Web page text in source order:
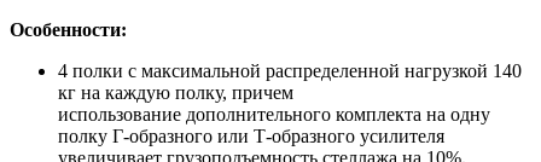
Особенности:
4 полки с максимальной распределенной нагрузкой 140
кг на каждую полку, причем
использование дополнительного комплекта на одну
полку Г-образного или Т-образного усилителя
увеличивает грузоподъемность стеллажа на 10%,